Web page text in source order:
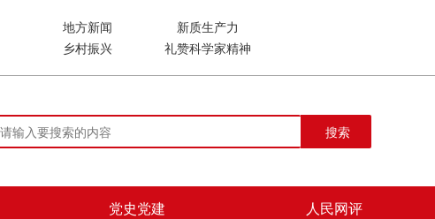
地方新闻
新质生产力
乡村振兴 礼赞科学家精神
搜索
党史党建 人民网评